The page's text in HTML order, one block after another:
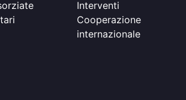
Interventi
Cooperazione
internazionale